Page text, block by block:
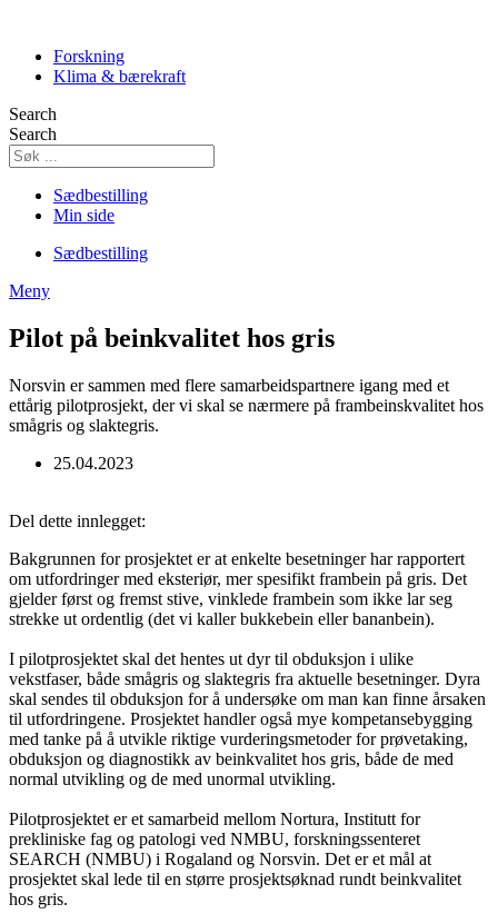
contentForskning
Klima & bærekraft
Search
Search
Sædbestilling
Min side
Sædbestilling
Meny
Pilot på beinkvalitet hos gris
Norsvin er sammen med flere samarbeidspartnere igang med et
ettårig pilotprosjekt, der vi skal se nærmere på frambeinskvalitet hos
smågris og slaktegris.
25.04.2023
Del dette innlegget:
Bakgrunnen for prosjektet er at enkelte besetninger har rapportert
om utfordringer med eksteriør, mer spesifikt frambein på gris. Det
gjelder først og fremst stive, vinklede frambein som ikke lar seg
strekke ut ordentlig (det vi kaller bukkebein eller bananbein).
I pilotprosjektet skal det hentes ut dyr til obduksjon i ulike
vekstfaser, både smågris og slaktegris fra aktuelle besetninger. Dyra
skal sendes til obduksjon for å undersøke om man kan finne årsaken
til utfordringene. Prosjektet handler også mye kompetansebygging
med tanke på å utvikle riktige vurderingsmetoder for prøvetaking,
obduksjon og diagnostikk av beinkvalitet hos gris, både de med
normal utvikling og de med unormal utvikling.
Pilotprosjektet er et samarbeid mellom Nortura, Institutt for
prekliniske fag og patologi ved NMBU, forskningssenteret
SEARCH (NMBU) i Rogaland og Norsvin. Det er et mål at
prosjektet skal lede til en større prosjektsøknad rundt beinkvalitet
hos gris.